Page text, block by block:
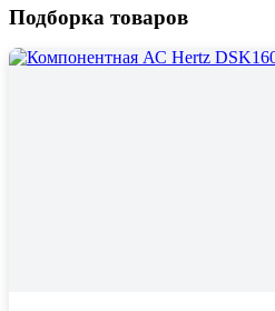
Подборка товаров